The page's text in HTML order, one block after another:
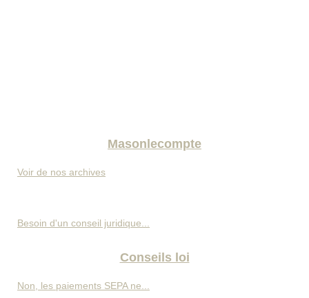
Masonlecompte
Voir de nos archives
Besoin d'un conseil juridique...
Conseils loi
Non, les paiements SEPA ne...